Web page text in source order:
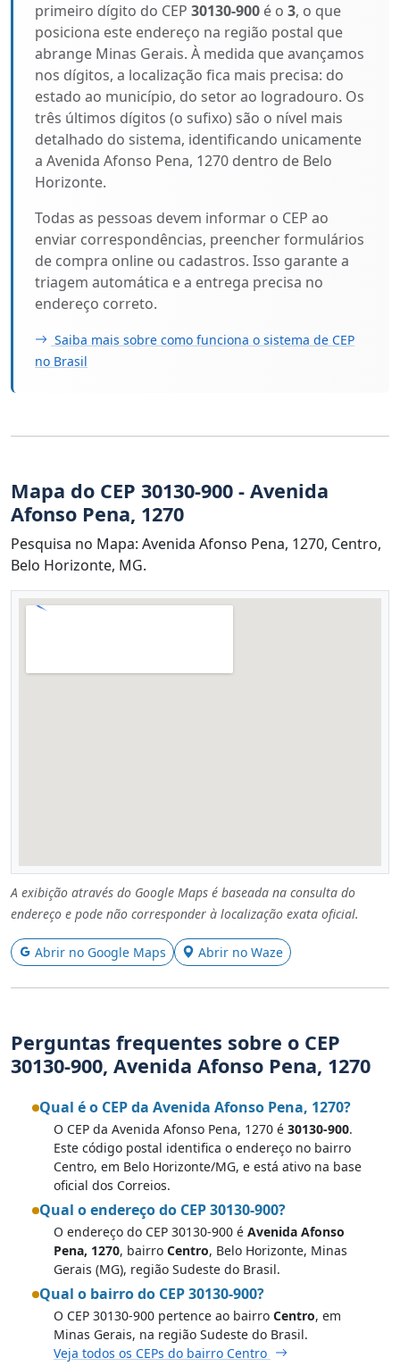
primeiro dígito do CEP 30130-900 é o 3, o que
posiciona este endereço na região postal que
abrange Minas Gerais. À medida que avançamos
nos dígitos, a localização fica mais precisa: do
estado ao município, do setor ao logradouro. Os
três últimos dígitos (o sufixo) são o nível mais
detalhado do sistema, identificando unicamente
a Avenida Afonso Pena, 1270 dentro de Belo
Horizonte.
Todas as pessoas devem informar o CEP ao
enviar correspondências, preencher formulários
de compra online ou cadastros. Isso garante a
triagem automática e a entrega precisa no
endereço correto.
Saiba mais sobre como funciona o sistema de CEP
no Brasil
Mapa do CEP 30130-900 - Avenida
Afonso Pena, 1270
Pesquisa no Mapa: Avenida Afonso Pena, 1270, Centro,
Belo Horizonte, MG.
A exibição através do Google Maps é baseada na consulta do
endereço e pode não corresponder à localização exata oficial.
Abrir no Google Maps Abrir no Waze
Perguntas frequentes sobre o CEP
30130-900, Avenida Afonso Pena, 1270
Qual é o CEP da Avenida Afonso Pena, 1270?
O CEP da Avenida Afonso Pena, 1270 é 30130-900.
Este código postal identifica o endereço no bairro
Centro, em Belo Horizonte/MG, e está ativo na base
oficial dos Correios.
Qual o endereço do CEP 30130-900?
O endereço do CEP 30130-900 é Avenida Afonso
Pena, 1270, bairro Centro, Belo Horizonte, Minas
Gerais (MG), região Sudeste do Brasil.
Qual o bairro do CEP 30130-900?
O CEP 30130-900 pertence ao bairro Centro, em
Minas Gerais, na região Sudeste do Brasil.
Veja todos os CEPs do bairro Centro